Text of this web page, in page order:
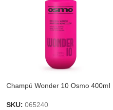
Champú Wonder 10 Osmo 400ml
SKU: 065240